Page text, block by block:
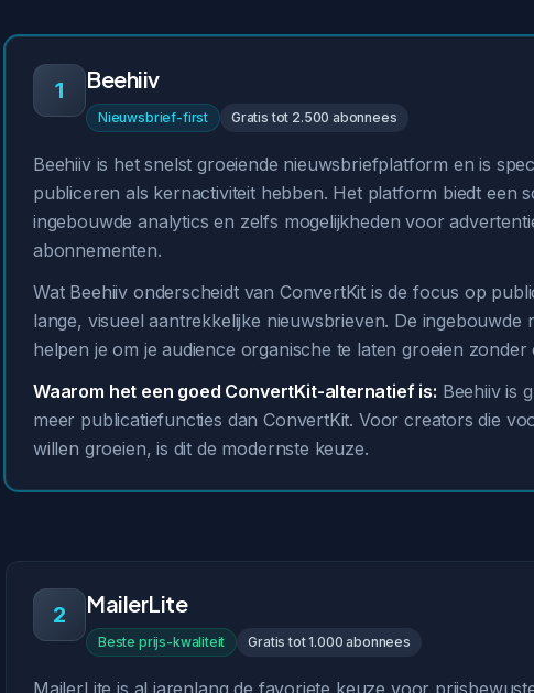
1 Beehiiv
Nieuwsbrief-first Gratis tot 2.500 abonnees
Beehiiv is het snelst groeiende nieuwsbriefplatform en is
publiceren als kernactiviteit hebben. Het platform biedt een
ingebouwde analytics en zelfs mogelijkheden voor
abonnementen.
Wat Beehiiv onderscheidt van ConvertKit is de focus op
lange, visueel aantrekkelijke nieuwsbrieven. De
helpen je om je audience organische te laten groeien zonder
Waarom het een goed ConvertKit-alternatief is: Beehiiv is
meer publicatiefuncties dan ConvertKit. Voor creators die
willen groeien, is dit de modernste keuze.
2 MailerLite
Beste prijs-kwaliteit Gratis tot 1.000 abonnees
MailerLite is al jarenlang de favoriete keuze voor